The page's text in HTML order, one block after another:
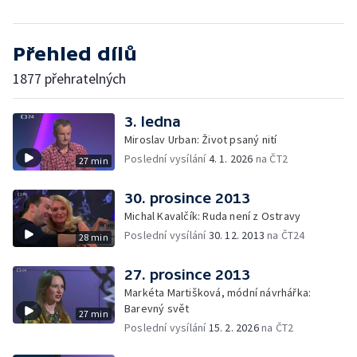
Přehled dílů
1877 přehratelných
27 min
3. ledna
Miroslav Urban: Život psaný nití
Poslední vysílání4. 1. 2026 na ČT2
28 min
30. prosince 2013
Michal Kavalčík: Ruda není z Ostravy
Poslední vysílání30. 12. 2013 na ČT24
27 min
27. prosince 2013
Markéta Martišková, módní návrhářka:
Barevný svět
Poslední vysílání15. 2. 2026na ČT2